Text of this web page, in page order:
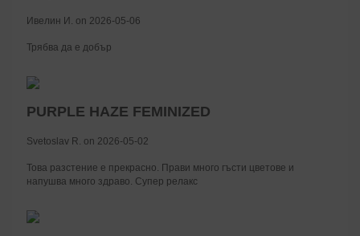
Ивелин И. on 2026-05-06
Трябва да е добър
PURPLE HAZE FEMINIZED
Svetoslav R. on 2026-05-02
Това разстение е прекрасно. Прави много гъсти цветове и
напушва много здраво. Супер релакс